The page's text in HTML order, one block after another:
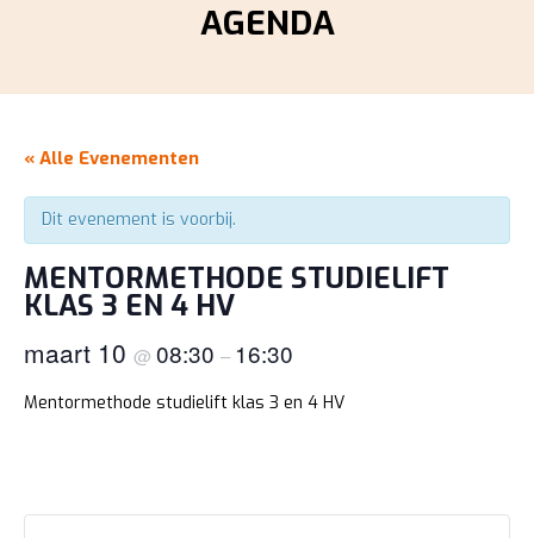
AGENDA
« Alle Evenementen
Dit evenement is voorbij.
MENTORMETHODE STUDIELIFT
KLAS 3 EN 4 HV
maart 10 @ 08:30 – 16:30
Mentormethode studielift klas 3 en 4 HV